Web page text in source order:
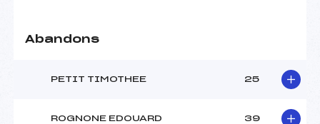
Abandons
PETIT TIMOTHEE 25
ROGNONE EDOUARD 39